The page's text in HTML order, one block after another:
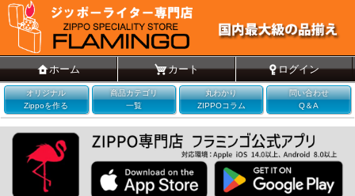
ホーム カート ログイン
オリジナル
Zippoを作る
商品カテゴリ
一覧
丸わかり
ZIPPOコラム
問い合わせ
Q＆A